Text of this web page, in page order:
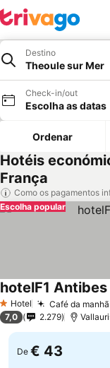
Destino
Theoule sur Mer
Check-in/out
Escolha as datas
Ordenar
Hotéis
França
Como os pagamentos
Escolha popular
1 Estrelas
Hotel Café da
hotelF1
7,0 2.279
De € 43